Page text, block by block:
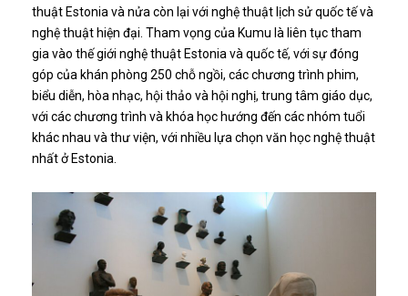
thuật Estonia và nửa còn lại với nghệ thuật lịch sử quốc tế và
nghệ thuật hiện đại. Tham vọng của Kumu là liên tục tham
gia vào thế giới nghệ thuật Estonia và quốc tế, với sự đóng
góp của khán phòng 250 chỗ ngồi, các chương trình phim,
biểu diễn, hòa nhạc, hội thảo và hội nghị, trung tâm giáo dục,
với các chương trình và khóa học hướng đến các nhóm tuổi
khác nhau và thư viện, với nhiều lựa chọn văn học nghệ thuật
nhất ở Estonia.